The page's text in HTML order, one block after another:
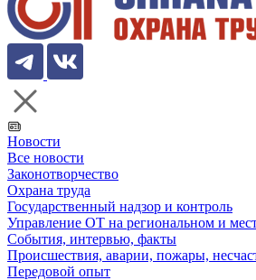
Новости
Все новости
Законотворчество
Охрана труда
Государственный надзор и контроль
Управление ОТ на региональном и
События, интервью, факты
Происшествия, аварии, пожары,
Передовой опыт